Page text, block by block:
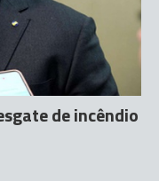
de incêndio